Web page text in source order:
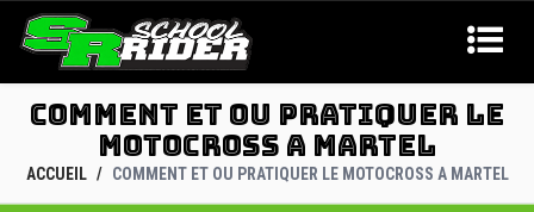
COMMENT ET OU PRATIQUER LE
MOTOCROSS A MARTEL
ACCUEIL COMMENT ET OU PRATIQUER LE MOTOCROSS A MARTEL